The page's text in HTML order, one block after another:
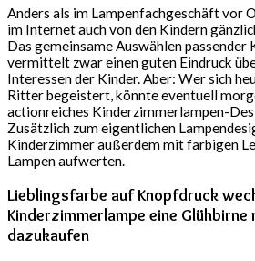
Anders als im Lampenfachgeschäft vor
im Internet auch von den Kindern
Das gemeinsame Auswählen
vermittelt zwar einen guten Eindruck
Interessen der Kinder. Aber: Wer sich
Ritter begeistert, könnte eventuell
actionreiches Kinderzimmerlampen-
Zusätzlich zum eigentlichen
Kinderzimmer außerdem mit farbigen
Lampen aufwerten.
Lieblingsfarbe auf Knopfdruck
Kinderzimmerlampe eine
dazukaufen